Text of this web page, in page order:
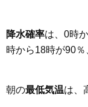
降水確率は、0時
時から18時が90％
朝の最低気温は、